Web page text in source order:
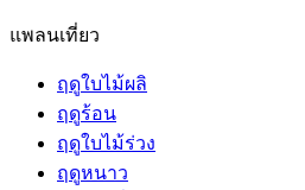
แพลนเที่ยว
ฤดูใบไม้ผลิ
ฤดูร้อน
ฤดูใบไม้ร่วง
ฤดูหนาว